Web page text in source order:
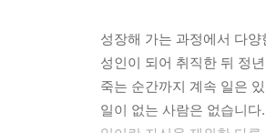
성장해 가는 과정에서 다
성인이 되어 취직한 뒤 정
죽는 순간까지 계속 일은
일이 없는 사람은 없습니다.